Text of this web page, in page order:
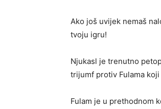
Ako još uvijek nemaš
tvoju igru!
Njukasl je trenutno
trijumf protiv Fulama
Fulam je u prethodnom